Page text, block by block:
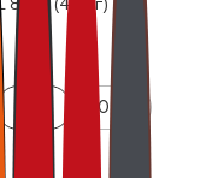
8017 (4,0кг)
4 кг
10 кг